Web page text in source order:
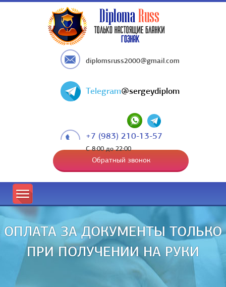
diplomsruss2000@gmail.com
Telegram@sergeydiplom
+7 (983) 210-13-57
С 8:00 до 22:00
Обратный звонок
ОПЛАТА ЗА ДОКУМЕНТЫ ТОЛЬКО
ПРИ ПОЛУЧЕНИИ НА РУКИ